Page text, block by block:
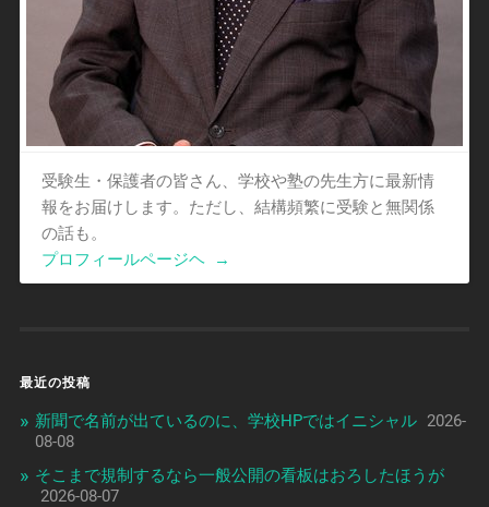
受験生・保護者の皆さん、学校や塾の先生方に最新情
報をお届けします。ただし、結構頻繁に受験と無関係
の話も。
プロフィールページヘ
→
最近の投稿
新聞で名前が出ているのに、学校HPではイニシャル 2026-
08-08
そこまで規制するなら一般公開の看板はおろしたほうが
2026-08-07